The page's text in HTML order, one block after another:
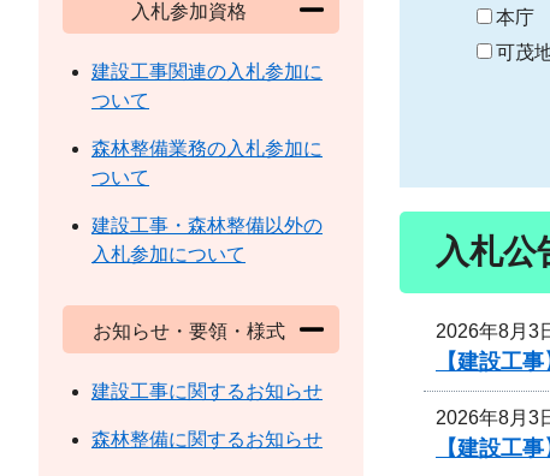
ま
り
本庁
可茂
入札公
2026年8月3
【建設工
2026年8月3
【建設工
入札参加資格
建設工事関連の入札参加に
ついて
森林整備業務の入札参加に
ついて
建設工事・森林整備以外の
入札参加について
お知らせ・要領・様式
建設工事に関するお知らせ
森林整備に関するお知らせ